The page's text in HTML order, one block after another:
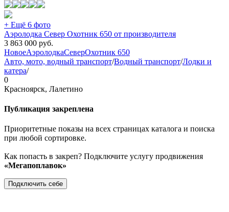
+ Ещё 6 фото
Аэролодка Север Охотник 650 от производителя
3 863 000 руб.
НовоеАэролодкаСеверОхотник 650
Авто, мото, водный транспорт/Водный транспорт/Лодки и
катера/
0
Красноярск, Лалетино
Публикация закреплена
Приоритетные показы на всех страницах каталога и поиска
при любой сортировке.
Как попасть в закреп? Подключите услугу продвижения
«Мегапоплавок»
Подключить себе